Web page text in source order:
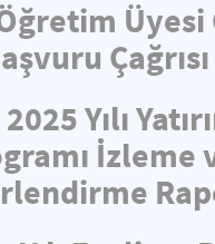
Üyesi
Çağrısı
Yılı
İzleme